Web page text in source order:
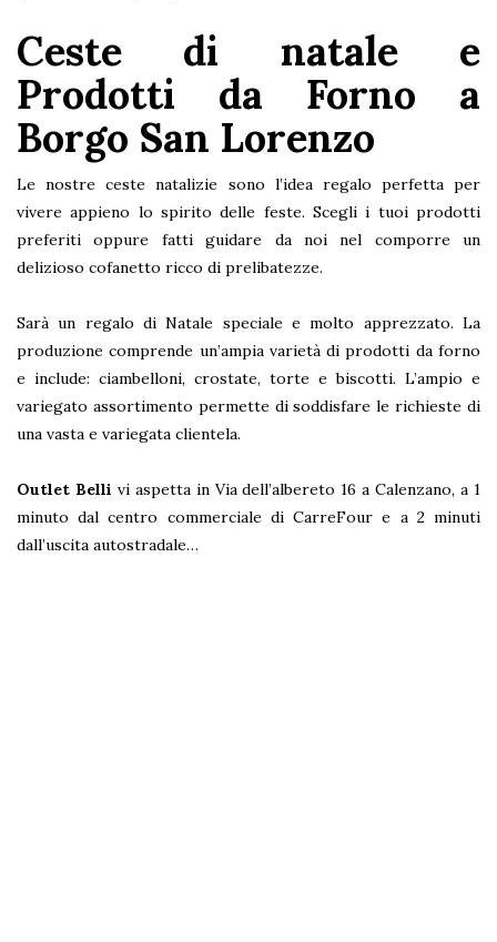
Ceste di natale e
Prodotti da Forno a
Borgo San Lorenzo
Le nostre ceste natalizie sono l’idea regalo perfetta per
vivere appieno lo spirito delle feste. Scegli i tuoi prodotti
preferiti oppure fatti guidare da noi nel comporre un
delizioso cofanetto ricco di prelibatezze.
Sarà un regalo di Natale speciale e molto apprezzato. La
produzione comprende un’ampia varietà di prodotti da forno
e include: ciambelloni, crostate, torte e biscotti. L’ampio e
variegato assortimento permette di soddisfare le richieste di
una vasta e variegata clientela.
Outlet Belli vi aspetta in Via dell’albereto 16 a Calenzano, a 1
minuto dal centro commerciale di CarreFour e a 2 minuti
dall’uscita autostradale…